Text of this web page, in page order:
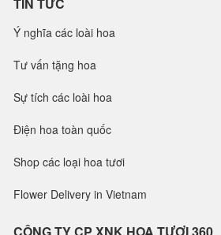
Ý nghĩa các loài hoa
Tư vấn tặng hoa
Sự tích các loài hoa
Điện hoa toàn quốc
Shop các loại hoa tươi
Flower Delivery in Vietnam